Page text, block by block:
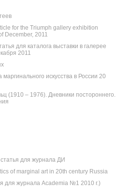
for the Triumph gallery exhibition
December, 2011
для каталога выставки в галерее
2011
искусства в России 20
(1910 – 1976). Дневники постороннего.
для журнала ДИ
of marginal art in 20th century Russia
для журнала Academia №1 2010 г.)